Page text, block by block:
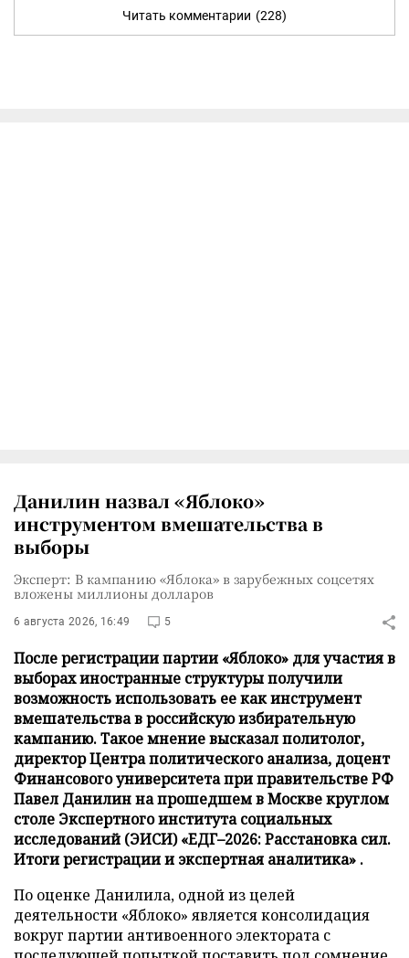
Читать комментарии (228)
Данилин назвал «Яблоко»
инструментом вмешательства в
выборы
Эксперт: В кампанию «Яблока» в зарубежных соцсетях
вложены миллионы долларов
6 августа 2026, 16:49 5
После регистрации партии «Яблоко» для участия в
выборах иностранные структуры получили
возможность использовать ее как инструмент
вмешательства в российскую избирательную
кампанию. Такое мнение высказал политолог,
директор Центра политического анализа, доцент
Финансового университета при правительстве РФ
Павел Данилин на прошедшем в Москве круглом
столе Экспертного института социальных
исследований (ЭИСИ) «ЕДГ–2026: Расстановка сил.
Итоги регистрации и экспертная аналитика» .
По оценке Данилила, одной из целей
деятельности «Яблоко» является консолидация
вокруг партии антивоенного электората с